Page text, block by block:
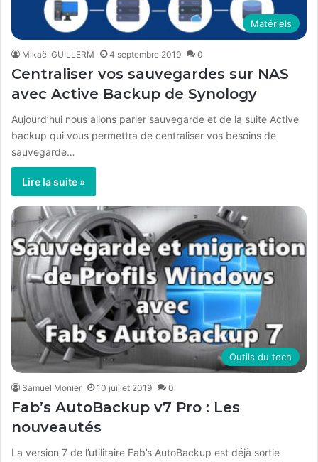
Matériels
Mikaël GUILLERM 4 septembre 2019 0
Centraliser vos sauvegardes sur NAS
avec Active Backup de Synology
Aujourd’hui nous allons parler sauvegarde et de la suite Active
backup qui vous permettra de centraliser vos besoins de
sauvegarde…
Lire la suite »
Outils du tech
Samuel Monier 10 juillet 2019 0
Fab’s AutoBackup v7 Pro : Les
nouveautés
La version 7 de l’utilitaire Fab’s AutoBackup est déjà sortie